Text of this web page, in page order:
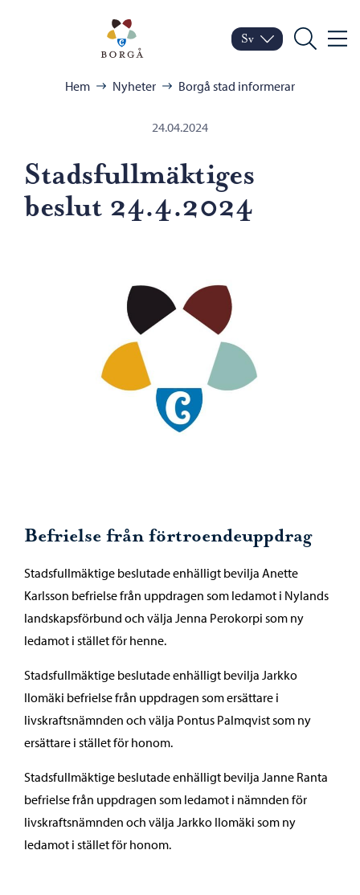
Porvoo – Gå till
Byt språk
Nuvarande språk:
Sv
Sök Meny
Bläddra:Hem Nyheter Borgå stad informerar
24.04.2024
Stadsfullmäktiges
beslut 24.4.2024
Befrielse från förtroendeuppdrag
Stadsfullmäktige beslutade enhälligt bevilja Anette
Karlsson befrielse från uppdragen som ledamot i Nylands
landskapsförbund och välja Jenna Perokorpi som ny
ledamot i stället för henne.
Stadsfullmäktige beslutade enhälligt bevilja Jarkko
Ilomäki befrielse från uppdragen som ersättare i
livskraftsnämnden och välja Pontus Palmqvist som ny
ersättare i stället för honom.
Stadsfullmäktige beslutade enhälligt bevilja Janne Ranta
befrielse från uppdragen som ledamot i nämnden för
livskraftsnämnden och välja Jarkko Ilomäki som ny
ledamot i stället för honom.